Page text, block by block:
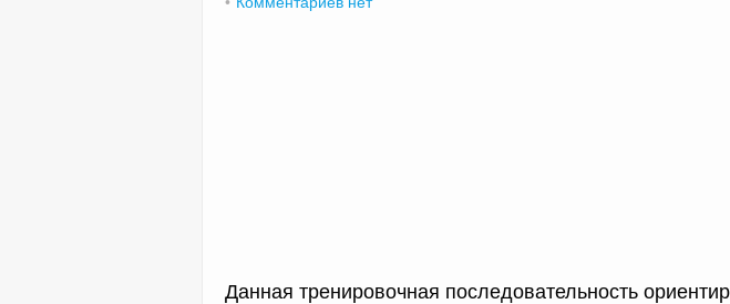
Данная тренировочная последовательность